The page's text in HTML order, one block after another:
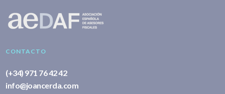
CONTACTO
(+34) 971 76 42 42
info@joancerda.com